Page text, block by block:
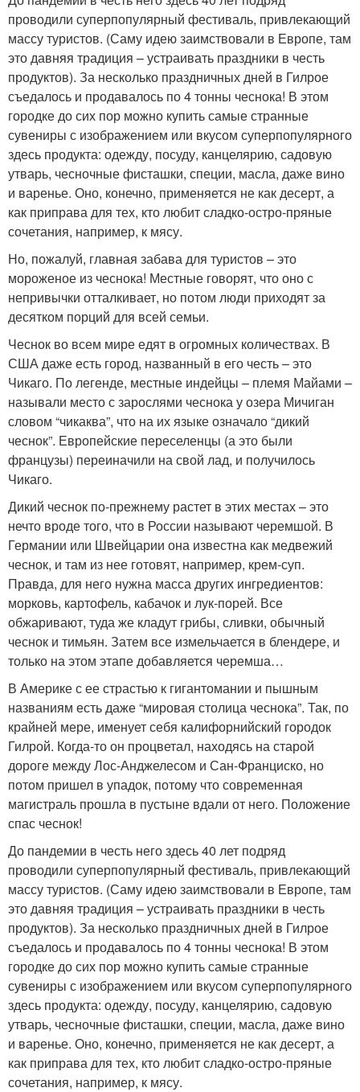
проводили суперпопулярный фестиваль, привлекающий
массу туристов. (Саму идею заимствовали в Европе, там
это давняя традиция – устраивать праздники в честь
продуктов). За несколько праздничных дней в Гилрое
съедалось и продавалось по 4 тонны чеснока! В этом
городке до сих пор можно купить самые странные
сувениры с изображением или вкусом суперпопулярного
здесь продукта: одежду, посуду, канцелярию, садовую
утварь, чесночные фисташки, специи, масла, даже вино
и варенье. Оно, конечно, применяется не как десерт, а
как приправа для тех, кто любит сладко-остро-пряные
сочетания, например, к мясу.
Но, пожалуй, главная забава для туристов – это
мороженое из чеснока! Местные говорят, что оно с
непривычки отталкивает, но потом люди приходят за
десятком порций для всей семьи.
Чеснок во всем мире едят в огромных количествах. В
США даже есть город, названный в его честь – это
Чикаго. По легенде, местные индейцы – племя Майами –
называли место с зарослями чеснока у озера Мичиган
словом “чикаква”, что на их языке означало “дикий
чеснок”. Европейские переселенцы (а это были
французы) переиначили на свой лад, и получилось
Чикаго.
Дикий чеснок по-прежнему растет в этих местах – это
нечто вроде того, что в России называют черемшой. В
Германии или Швейцарии она известна как медвежий
чеснок, и там из нее готовят, например, крем-суп.
Правда, для него нужна масса других ингредиентов:
морковь, картофель, кабачок и лук-порей. Все
обжаривают, туда же кладут грибы, сливки, обычный
чеснок и тимьян. Затем все измельчается в блендере, и
только на этом этапе добавляется черемша…
В Америке с ее страстью к гигантомании и пышным
названиям есть даже “мировая столица чеснока”. Так, по
крайней мере, именует себя калифорнийский городок
Гилрой. Когда-то он процветал, находясь на старой
дороге между Лос-Анджелесом и Сан-Франциско, но
потом пришел в упадок, потому что современная
магистраль прошла в пустыне вдали от него. Положение
спас чеснок!
До пандемии в честь него здесь 40 лет подряд
проводили суперпопулярный фестиваль, привлекающий
массу туристов. (Саму идею заимствовали в Европе, там
это давняя традиция – устраивать праздники в честь
продуктов). За несколько праздничных дней в Гилрое
съедалось и продавалось по 4 тонны чеснока! В этом
городке до сих пор можно купить самые странные
сувениры с изображением или вкусом суперпопулярного
здесь продукта: одежду, посуду, канцелярию, садовую
утварь, чесночные фисташки, специи, масла, даже вино
и варенье. Оно, конечно, применяется не как десерт, а
как приправа для тех, кто любит сладко-остро-пряные
сочетания, например, к мясу.